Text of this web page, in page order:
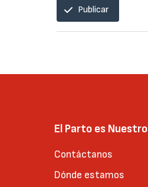
Publicar
El Parto es Nuestro
Contáctanos
Dónde estamos